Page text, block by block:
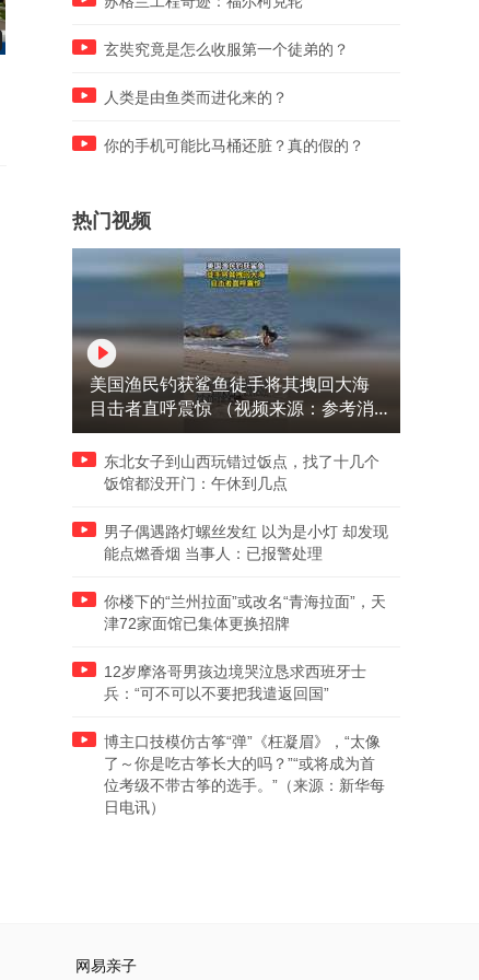
01:59
支招
玄奘究竟是怎么收服第一个徒弟的？
人类是由鱼类而进化来的？
你的手机可能比马桶还脏？真的假的？
热门视频
美国渔民钓获鲨鱼徒手将其拽回大海
目击者直呼震惊 （视频来源：参考消
息）
东北女子到山西玩错过饭点，找了十几个
饭馆都没开门：午休到几点
男子偶遇路灯螺丝发红 以为是小灯 却发现
能点燃香烟 当事人：已报警处理
你楼下的“兰州拉面”或改名“青海拉面”，天
津72家面馆已集体更换招牌
12岁摩洛哥男孩边境哭泣恳求西班牙士
兵：“可不可以不要把我遣返回国”
博主口技模仿古筝“弹”《枉凝眉》，“太像
了～你是吃古筝长大的吗？”“或将成为首
位考级不带古筝的选手。”（来源：新华每
日电讯）
网易亲子